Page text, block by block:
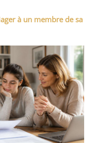
à un membre de sa